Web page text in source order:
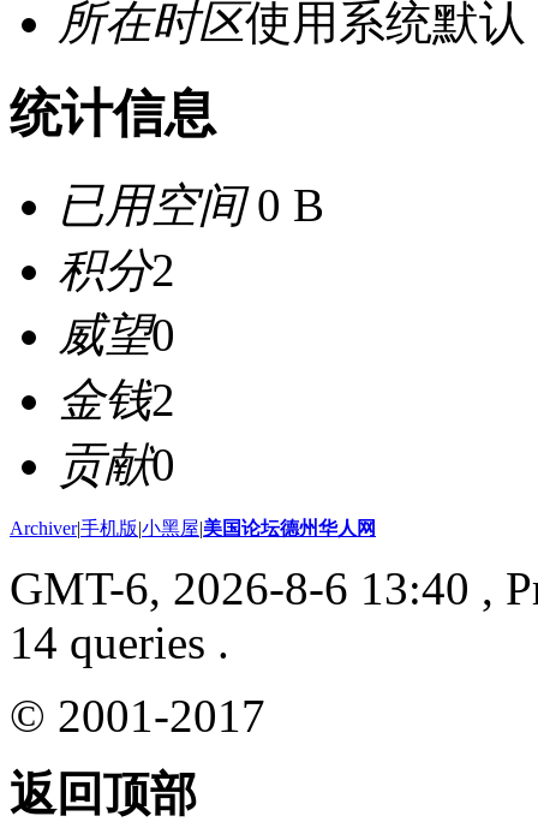
所在时区使用系统默认
统计信息
已用空间0 B
积分2
威望0
金钱2
贡献0
Archiver|手机版|小黑屋|美国论坛德州华人网
GMT-6, 2026-8-6 13:40 ,
14 queries .
© 2001-2017
返回顶部